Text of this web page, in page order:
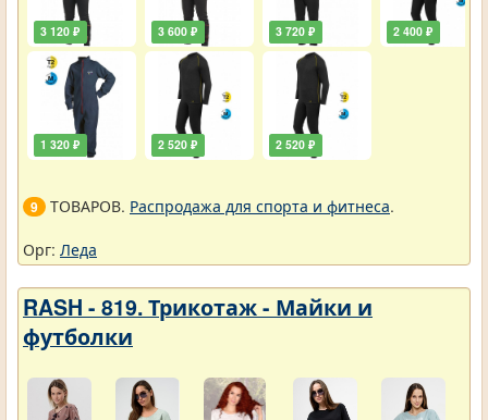
3 120 ₽
1 320 ₽
3 600 ₽
2 520 ₽
3 720 ₽
2 520 ₽
2 400 ₽
9 ТОВАРОВ. Распродажа для спорта и фитнеса.
Орг: Леда
RASH - 819. Трикотаж - Майки и
футболки